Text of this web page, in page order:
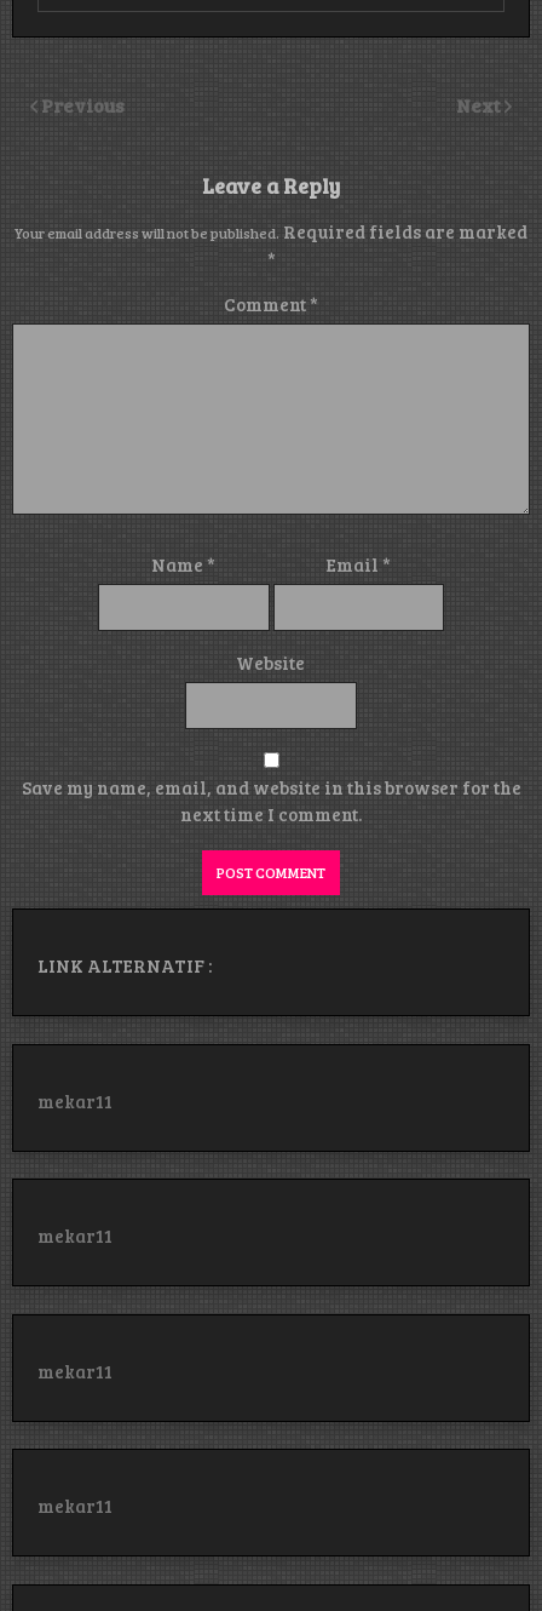
Previous Next
Leave a Reply
Your email address will not be published. Required fields are marked
*
Comment *
Name* Email *
Website
Save my name, email, and website in this browser for the
next time I comment.
LINK ALTERNATIF :
mekar11
mekar11
mekar11
mekar11